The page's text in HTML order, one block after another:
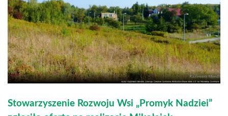
Stowarzyszenie Rozwoju Wsi „Promyk Nadziei”